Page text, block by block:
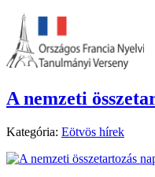
A nemzeti
Kategória: Eötvös hírek